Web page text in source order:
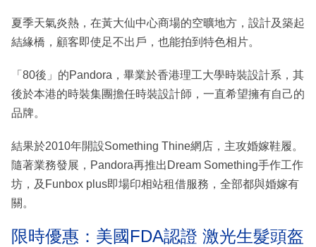
夏季天氣炎熱，在黃大仙中心商場的空曠地方，設計及築起
結緣橋，顧客即使足不出戶，也能拍到特色相片。
「80後」的Pandora，畢業於香港理工大學時裝設計系，其
後於本港的時裝集團擔任時裝設計師，一直希望擁有自己的
品牌。
結果於2010年開設Something Thine網店，主攻婚嫁鞋履。
隨著業務發展，Pandora再推出Dream Something手作工作
坊，及Funbox plus即場印相站租借服務，全部都與婚嫁有
關。
限時優惠：美國FDA認證 激光生髮頭盔